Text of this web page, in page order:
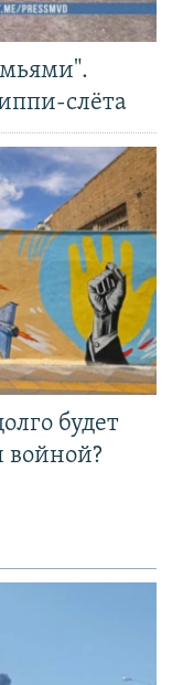
слёта
будет